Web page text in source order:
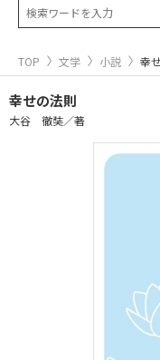
TOP 文学 小説 幸
幸せの法則
大谷 徹奘／著